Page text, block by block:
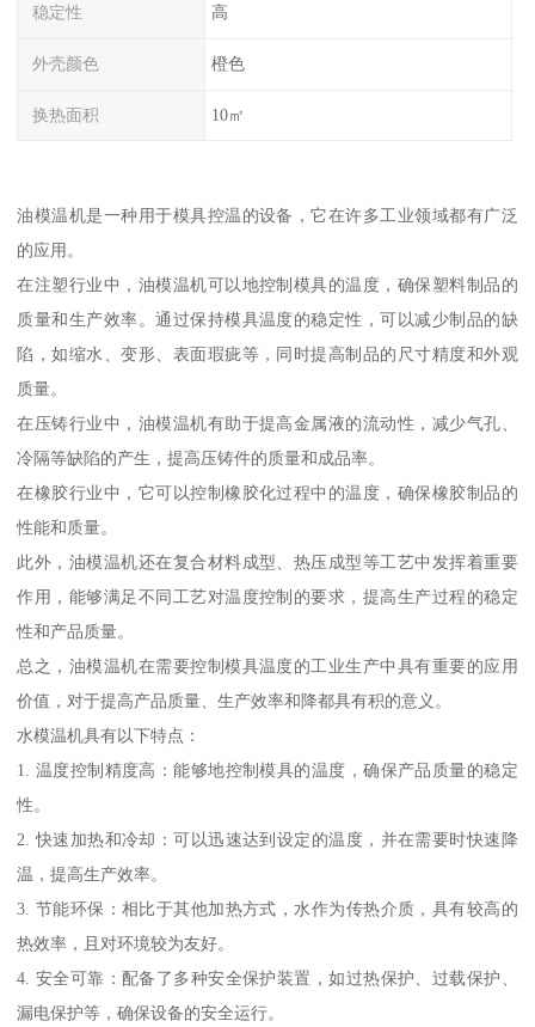
稳定性 高
外壳颜色 橙色
换热面积 10㎡
油模温机是一种用于模具控温的设备，它在许多工业领域都有广泛
的应用。
在注塑行业中，油模温机可以地控制模具的温度，确保塑料制品的
质量和生产效率。通过保持模具温度的稳定性，可以减少制品的缺
陷，如缩水、变形、表面瑕疵等，同时提高制品的尺寸精度和外观
质量。
在压铸行业中，油模温机有助于提高金属液的流动性，减少气孔、
冷隔等缺陷的产生，提高压铸件的质量和成品率。
在橡胶行业中，它可以控制橡胶化过程中的温度，确保橡胶制品的
性能和质量。
此外，油模温机还在复合材料成型、热压成型等工艺中发挥着重要
作用，能够满足不同工艺对温度控制的要求，提高生产过程的稳定
性和产品质量。
总之，油模温机在需要控制模具温度的工业生产中具有重要的应用
价值，对于提高产品质量、生产效率和降都具有积的意义。
水模温机具有以下特点：
1. 温度控制精度高：能够地控制模具的温度，确保产品质量的稳定
性。
2. 快速加热和冷却：可以迅速达到设定的温度，并在需要时快速降
温，提高生产效率。
3. 节能环保：相比于其他加热方式，水作为传热介质，具有较高的
热效率，且对环境较为友好。
4. 安全可靠：配备了多种安全保护装置，如过热保护、过载保护、
漏电保护等，确保设备的安全运行。